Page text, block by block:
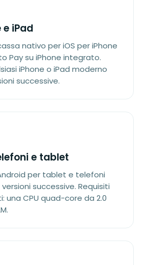
e iPad
nativo per iOS per iPhone
Pay su iPhone integrato.
iPhone o iPad moderno
successive.
e tablet
per tablet e telefoni
successive. Requisiti
una CPU quad-core da 2.0